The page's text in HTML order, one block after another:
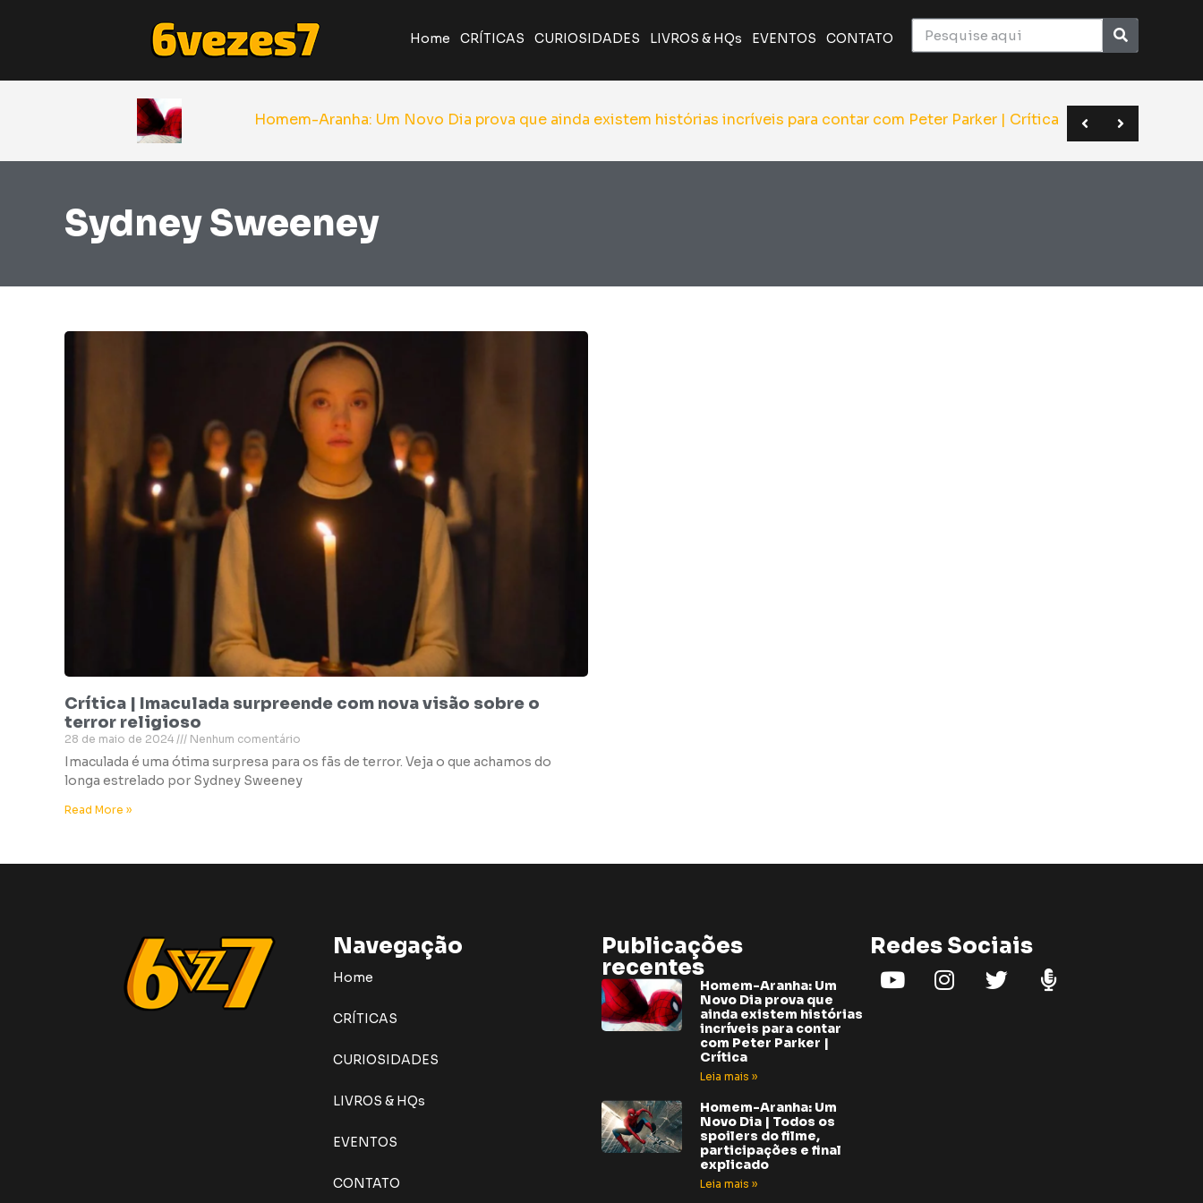
Home CRÍTICAS CURIOSIDADES LIVROS & HQs EVENTOS CONTATO
A Odisseia de Nolan transforma poema clássico em épico monumental do cinema | Crítica
Giancarlo Esposito revela que quase entrou para o elenco de Superman | Sana 2026
Yu Yu Hakusho será relançado pela JBC em novo formato | Anime Friends
Sydney Sweeney
Crítica | Imaculada surpreende com nova visão sobre o
terror religioso
28 de maio de 2024 Nenhum comentário
Imaculada é uma ótima surpresa para os fãs de terror. Veja o que achamos do
longa estrelado por Sydney Sweeney
Read More »
Navegação
Home
CRÍTICAS
CURIOSIDADES
LIVROS & HQs
EVENTOS
CONTATO
Publicações
recentes
Homem-Aranha: Um
Novo Dia prova que
ainda existem histórias
incríveis para contar
com Peter Parker |
Crítica
Leia mais »
Homem-Aranha: Um
Novo Dia | Todos os
spoilers do filme,
participações e final
explicado
Leia mais »
Redes Sociais